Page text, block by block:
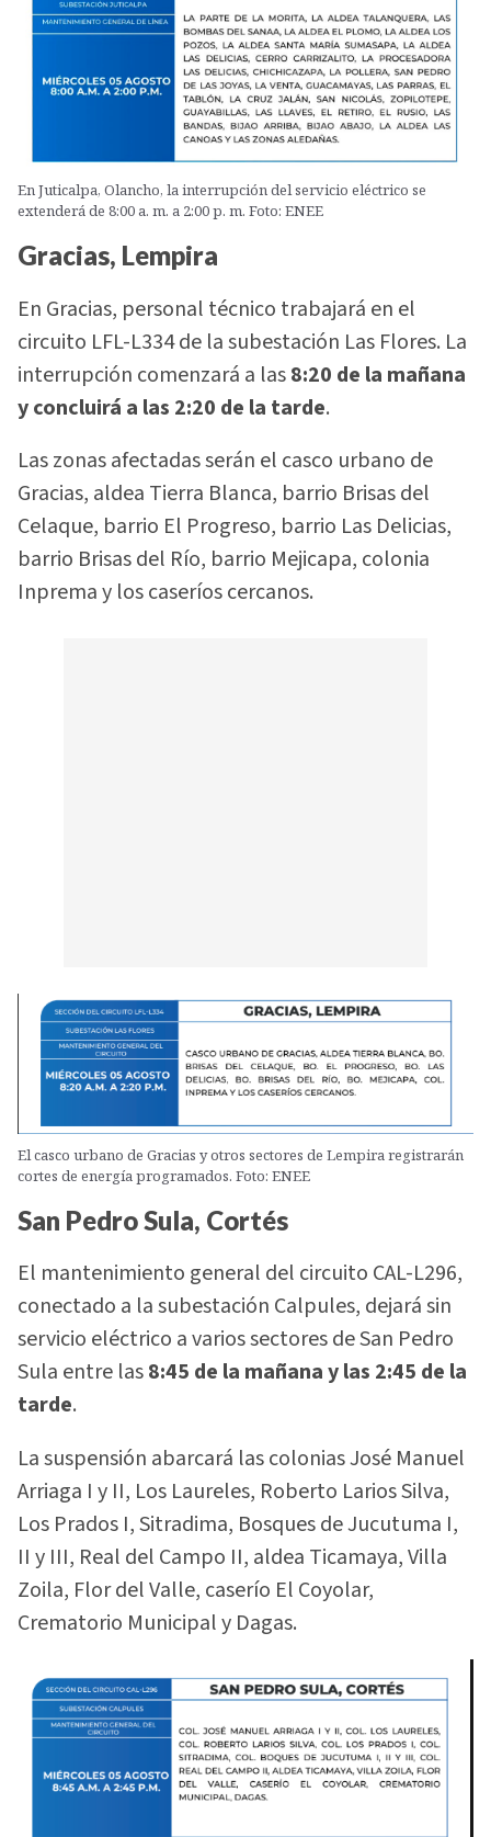
En Juticalpa, Olancho, la interrupción del servicio eléctrico se
extenderá de 8:00 a. m. a 2:00 p. m. Foto: ENEE
Gracias, Lempira
En Gracias, personal técnico trabajará en el
circuito LFL-L334 de la subestación Las Flores. La
interrupción comenzará a las8:20 de la mañana
y concluirá a las 2:20 de la tarde.
Las zonas afectadas serán el casco urbano de
Gracias, aldea Tierra Blanca, barrio Brisas del
Celaque, barrio El Progreso, barrio Las Delicias,
barrio Brisas del Río, barrio Mejicapa, colonia
Inprema y los caseríos cercanos.
El casco urbano de Gracias y otros sectores de Lempira registrarán
cortes de energía programados. Foto: ENEE
San Pedro Sula, Cortés
El mantenimiento general del circuito CAL-L296,
conectado a la subestación Calpules, dejará sin
servicio eléctrico a varios sectores de San Pedro
Sula entre las8:45 de la mañana y las 2:45 de la
tarde.
La suspensión abarcará las colonias José Manuel
Arriaga I y II, Los Laureles, Roberto Larios Silva,
Los Prados I, Sitradima, Bosques de Jucutuma I,
II y III, Real del Campo II, aldea Ticamaya, Villa
Zoila, Flor del Valle, caserío El Coyolar,
Crematorio Municipal y Dagas.